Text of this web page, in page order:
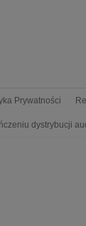
Prywatności
dystrybucji